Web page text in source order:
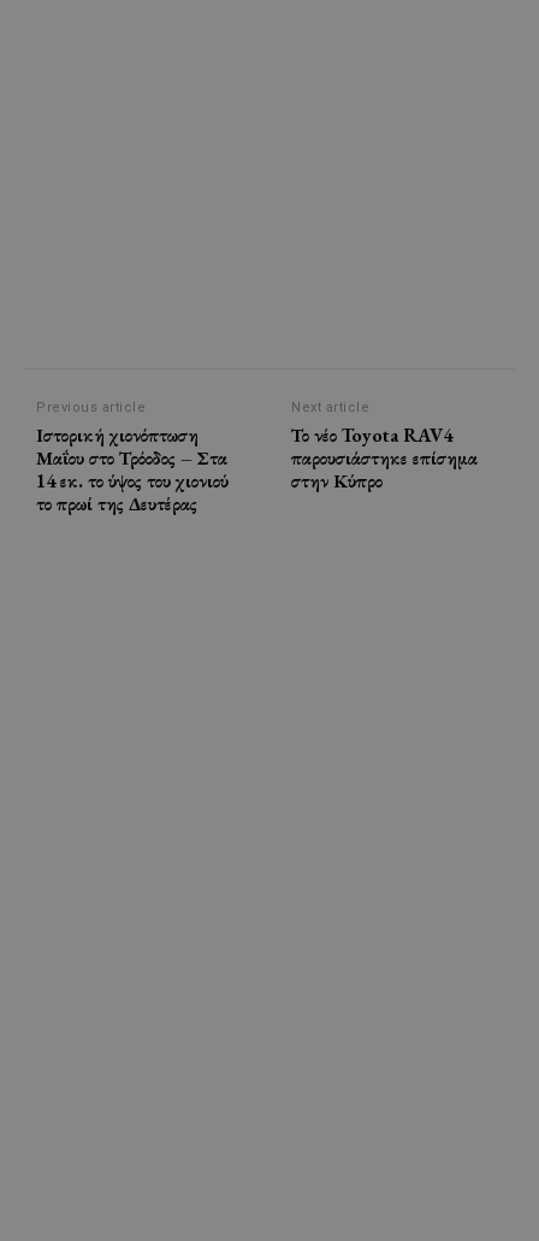
Previous article
Ιστορική χιονόπτωση
Μαΐου στο Τρόοδος – Στα
14 εκ. το ύψος του χιονιού
το πρωί της Δευτέρας
Next article
Το νέο Toyota RAV4
παρουσιάστηκε επίσημα
στην Κύπρο